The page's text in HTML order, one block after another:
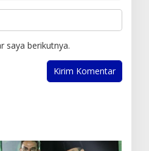
saya berikutnya.